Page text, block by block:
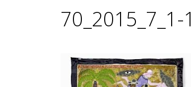
70_2015_7_1-1